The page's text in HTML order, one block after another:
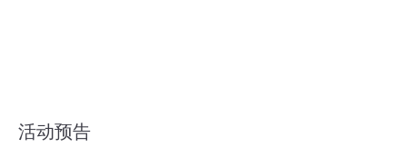
活动预告